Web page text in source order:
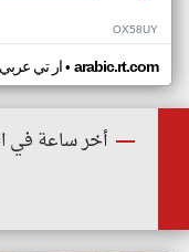
OX58UY
ار تي عربي• arabic.rt.com
أخر ساعة في